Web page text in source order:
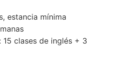
estancia mínima
clases de inglés + 3